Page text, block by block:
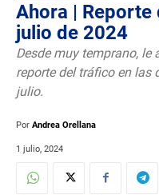
Ahora |
julio de 2024
Desde muy temprano,
reporte del tráfico en las
julio.
Por Andrea Orellana
1 julio, 2024